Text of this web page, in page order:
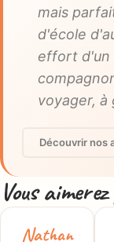
mais
d'école
effort d'un
voyager, à
Découvrir nos
Vous
Nathan